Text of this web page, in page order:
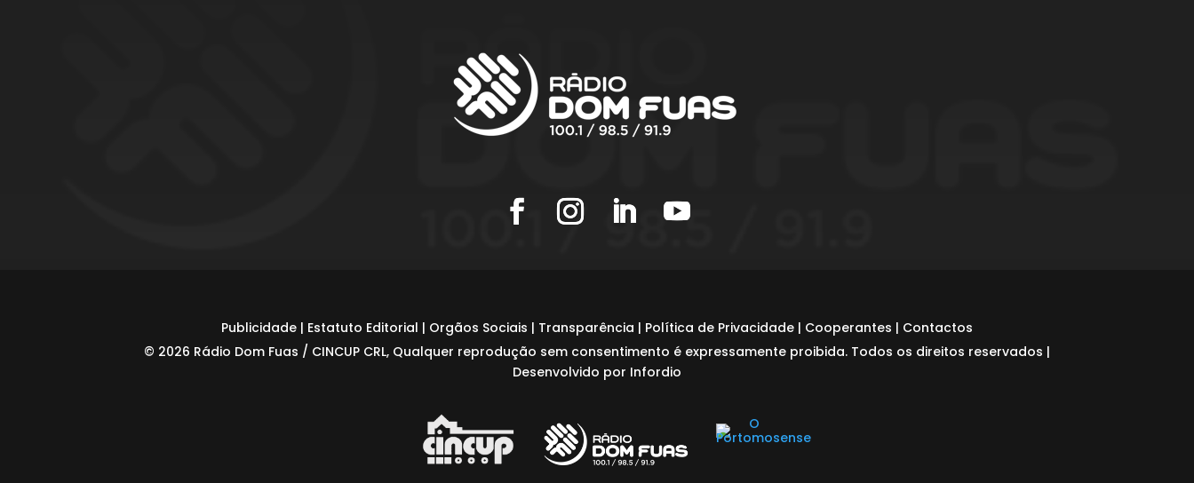
Publicidade | Estatuto Editorial | Orgãos Sociais | Transparência | Política de Privacidade | Cooperantes | Contactos
© 2026 Rádio Dom Fuas / CINCUP CRL, Qualquer reprodução sem consentimento é expressamente proibida. Todos os direitos reservados |
Desenvolvido por Infordio